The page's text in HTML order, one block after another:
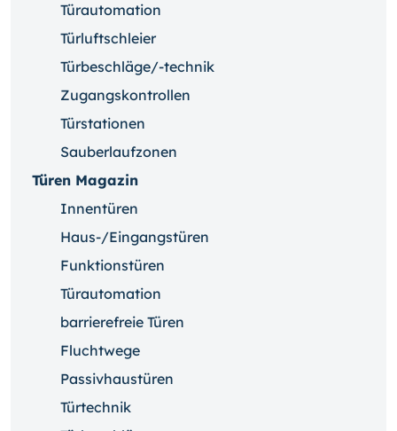
Türautomation
Türluftschleier
Türbeschläge/-technik
Zugangskontrollen
Türstationen
Sauberlaufzonen
Türen Magazin
Innentüren
Haus-/Eingangstüren
Funktionstüren
Türautomation
barrierefreie Türen
Fluchtwege
Passivhaustüren
Türtechnik